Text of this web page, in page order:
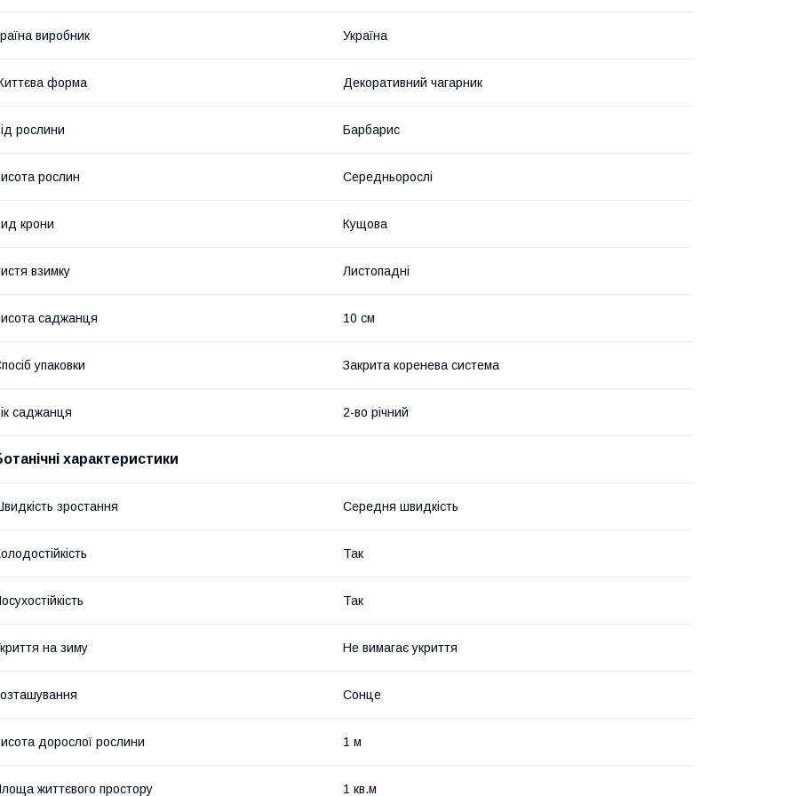
виробник Україна
форма Декоративний чагарник
рослини Барбарис
рослин Середньорослі
крони Кущова
взимку Листопадні
саджанця 10 см
упаковки Закрита коренева система
саджанця 2-во річний
характеристики
зростання Середня швидкість
Так
Так
на зиму Не вимагає укриття
Сонце
дорослої рослини 1 м
життєвого простору 1 кв.м